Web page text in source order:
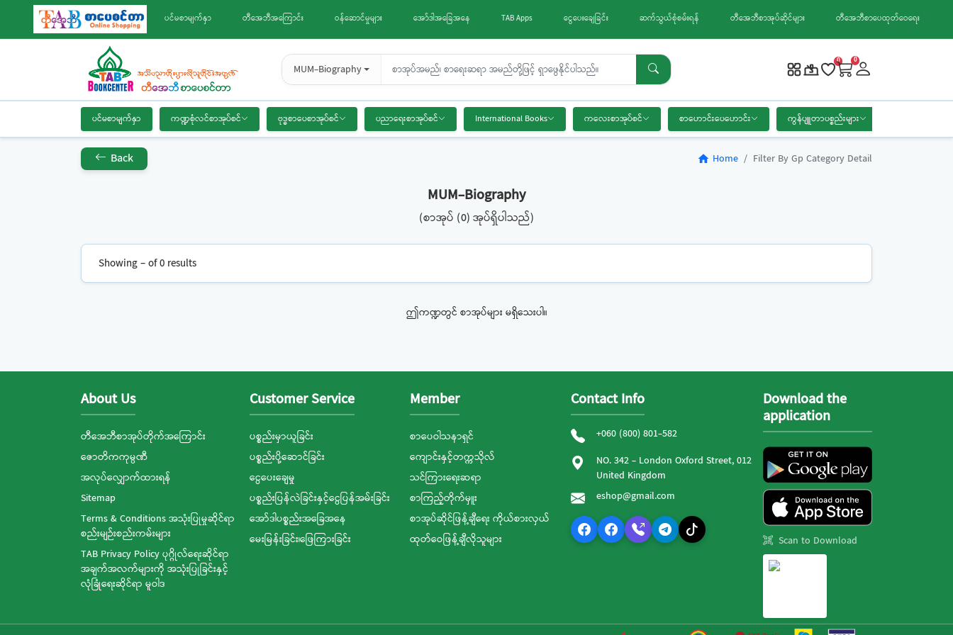
ပင်မစာမျက်နှာ တီအေဘီအကြောင်း ဝန်ဆောင်မှုများ အော်ဒါအခြေအနေ TAB Apps ငွေပေးချေခြင်း ဆက်သွယ်စုံစမ်းရန် တီအေဘီစာအုပ်ဆိုင်များ တီအေဘီစာပေထုတ်ဝေရေး
MUM-Biography
0 0
ပင်မစာမျက်နှာ ကဏ္ဍစုံလင်စာအုပ်စင် ဗုဒ္ဓစာပေစာအုပ်စင် ပညာရေးစာအုပ်စင် International Books ကလေးစာအုပ်စင် စာဟောင်းပေဟောင်း ကွန်ပျူတာပစ္စည်းများ
Back home Home Filter By Gp Category Detail
MUM-Biography
(စာအုပ် (0) အုပ်ရှိပါသည်)
Showing – of 0 results
ဤကဏ္ဍတွင် စာအုပ်များ မရှိသေးပါ။
About Us
တီအေဘီစာအုပ်တိုက်အကြောင်း
ဇောတိကကုမ္ပဏီ
အလုပ်လျှောက်ထားရန်
Sitemap
Terms & Conditions အသုံးပြုမှုဆိုင်ရာ
စည်းမျဉ်းစည်းကမ်းများ
TAB Privacy Policy ပုဂ္ဂိုလ်ရေးဆိုင်ရာ
အချက်အလက်များကို အသုံးပြုခြင်းနှင့်
လုံခြုံရေးဆိုင်ရာ မူဝါဒ
Customer Service
ပစ္စည်းမှာယူခြင်း
ပစ္စည်းပို့ဆောင်ခြင်း
ငွေပေးချေမှု
ပစ္စည်းပြန်လဲခြင်းနှင့်ငွေပြန်အမ်းခြင်း
အော်ဒါပစ္စည်းအခြေအနေ
မေးမြန်းခြင်း၊ဖြေကြားခြင်း
Member
စာပေဝါသနာရှင်
ကျောင်းနှင့်တက္ကသိုလ်
သင်ကြားရေးဆရာ
စာကြည့်တိုက်မှူး
စာအုပ်ဆိုင်ဖြန့်ချီရေး ကိုယ်စားလှယ်
ထုတ်ဝေဖြန့်ချီလိုသူများ
Contact Info
+060 (800) 801-582
NO. 342 - London Oxford Street, 012
United Kingdom
eshop@gmail.com
Download the
application
Scan to Download